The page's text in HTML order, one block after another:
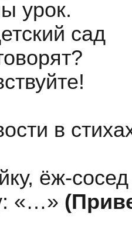
урок.
сад
в
ёж-сосед
«…»